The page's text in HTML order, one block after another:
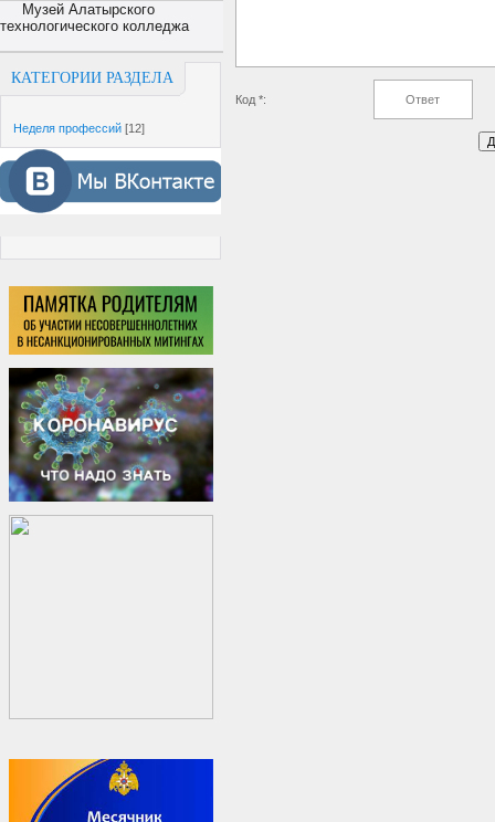
Музей Алатырского
технологического колледжа
КАТЕГОРИИ РАЗДЕЛА
Неделя профессий [12]
Код *: